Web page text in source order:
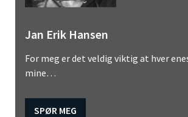
Jan Erik Hansen
For meg er det veldig viktig at hver
mine…
SPØR MEG